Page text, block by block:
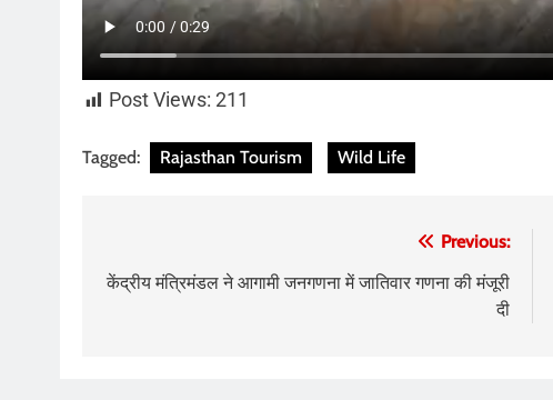
Post Views: 211
Tagged: Rajasthan Tourism Wild Life
navigation
Previous:
केंद्रीय मंत्रिमंडल ने आगामी जनगणना में जातिवार गणना की मंजूरी
दी